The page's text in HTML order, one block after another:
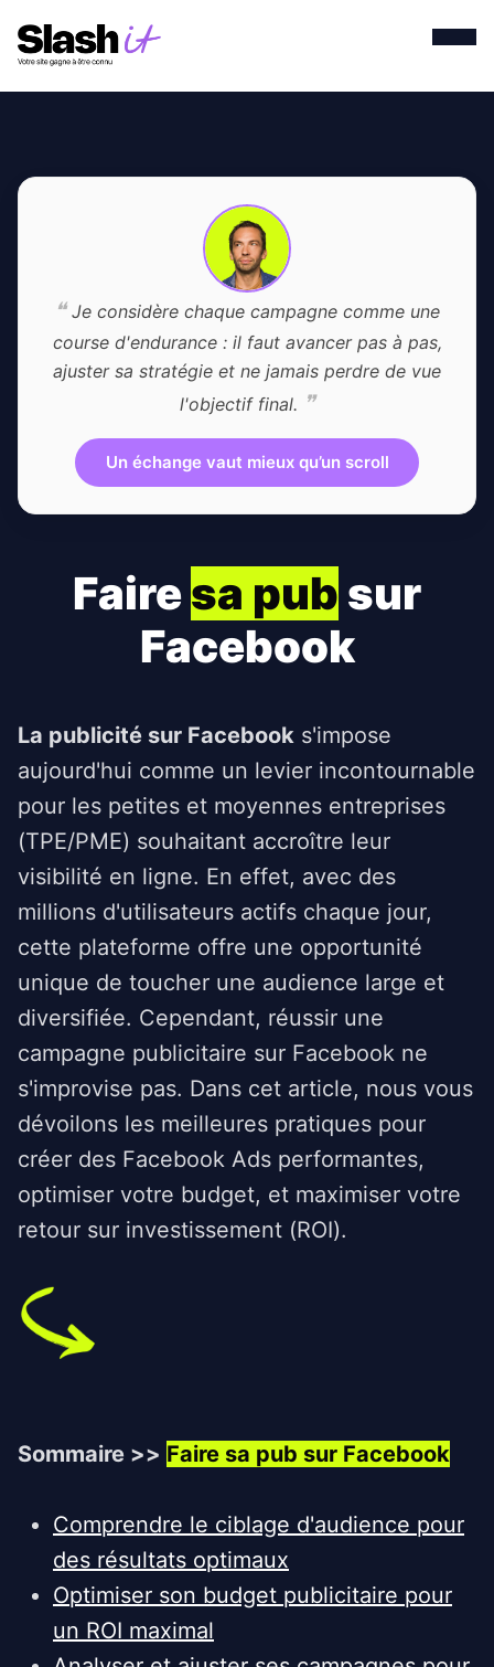
❝Je considère chaque campagne comme une
course d'endurance : il faut avancer pas à pas,
ajuster sa stratégie et ne jamais perdre de vue
l'objectif final. ❞
Un échange vaut mieux qu’un scroll
Fairesa pub sur
Facebook
La publicité sur Facebook s'impose
aujourd'hui comme un levier incontournable
pour les petites et moyennes entreprises
(TPE/PME) souhaitant accroître leur
visibilité en ligne. En effet, avec des
millions d'utilisateurs actifs chaque jour,
cette plateforme offre une opportunité
unique de toucher une audience large et
diversifiée. Cependant, réussir une
campagne publicitaire sur Facebook ne
s'improvise pas. Dans cet article, nous vous
dévoilons les meilleures pratiques pour
créer des Facebook Ads performantes,
optimiser votre budget, et maximiser votre
retour sur investissement (ROI).
Sommaire >> Faire sa pub sur Facebook
Comprendre le ciblage d'audience pour
des résultats optimaux
Optimiser son budget publicitaire pour
un ROI maximal